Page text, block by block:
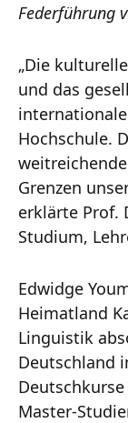
Federführung
„Die
und das
Hochschule.
Grenzen
erklärte Prof.
Studium,
Edwidge
Heimatland
Linguistik
Deutschland
Master-